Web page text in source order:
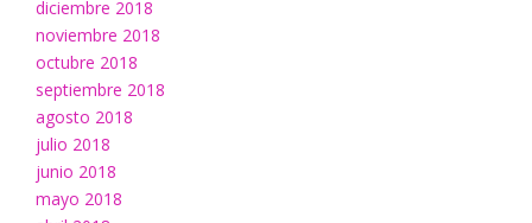
diciembre 2018
noviembre 2018
octubre 2018
septiembre 2018
agosto 2018
julio 2018
junio 2018
mayo 2018